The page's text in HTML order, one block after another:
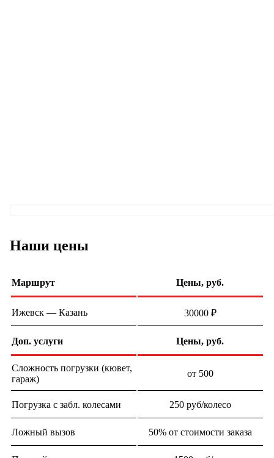
Наши цены
Маршрут Цены, руб.
Ижевск — Казань 30000 ₽
Доп. услуги Цены, руб.
Сложность погрузки (кювет,
гараж)
от 500
Погрузка с забл. колесами 250 руб/колесо
Ложный вызов 50% от стоимости заказа